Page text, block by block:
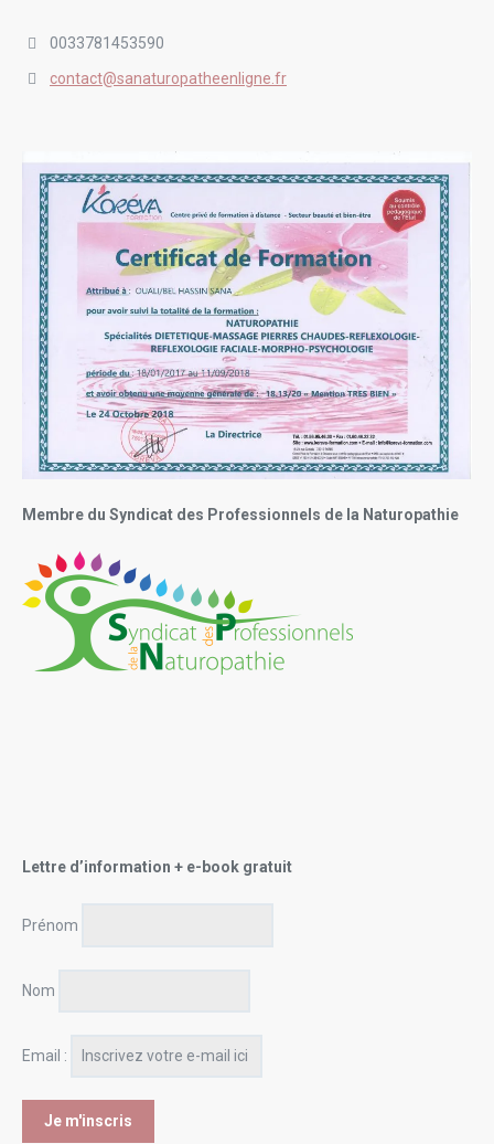
0033781453590
contact@sanaturopatheenligne.fr
Membre du Syndicat des Professionnels de la Naturopathie
Lettre d’information + e-book gratuit
Prénom
Nom
Email :